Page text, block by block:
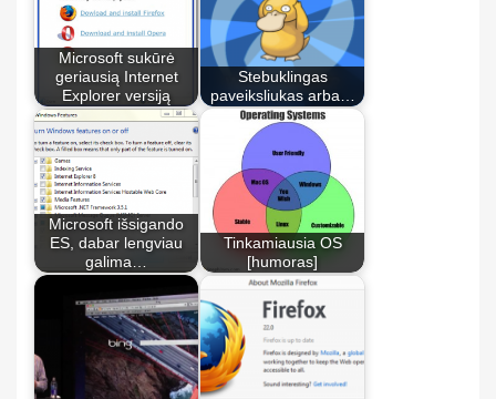
Microsoft sukūrė
geriausią Internet
Explorer versiją
Stebuklingas
paveiksliukas arba…
Microsoft išsigando
ES, dabar lengviau
galima…
Tinkamiausia OS
[humoras]